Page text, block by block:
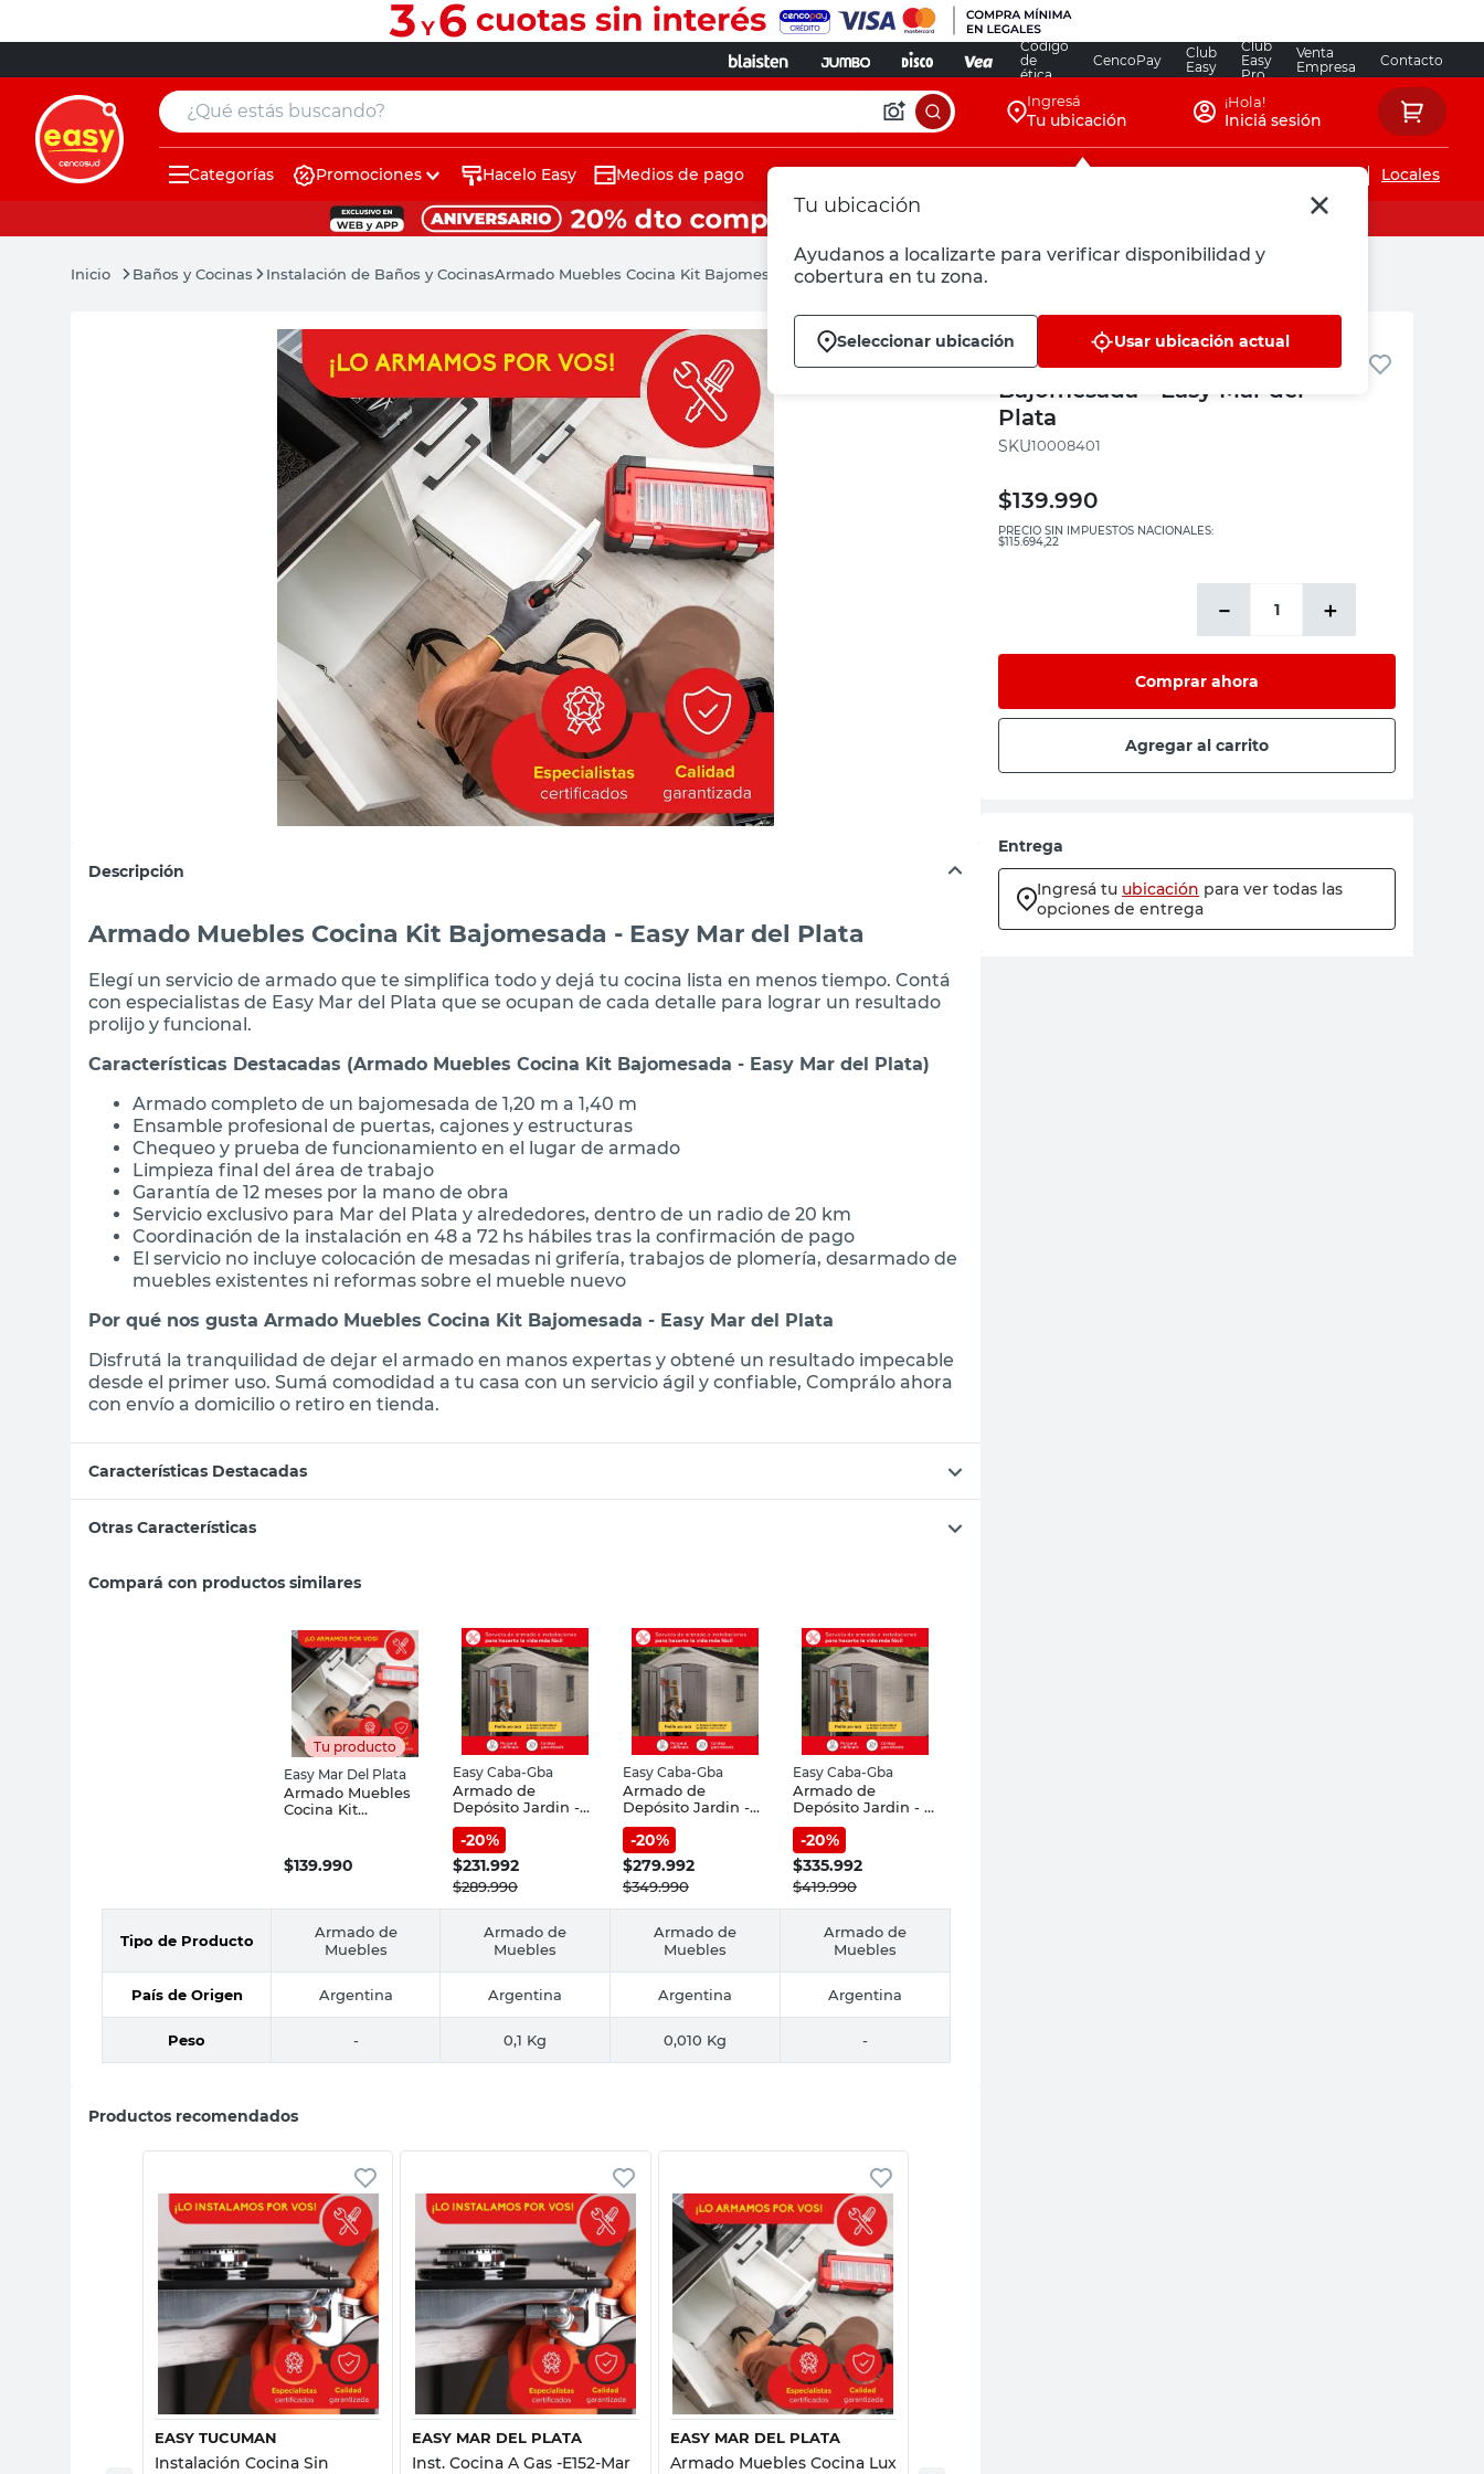
Código
de
ética
CencoPay
Club
Easy
Club
Easy
Pro
Venta
Empresa
Contacto
¿Qué estás buscando? Ingresá
Tu ubicación
Tu ubicación
Ayudanos a localizarte para verificar disponibilidad y
cobertura en tu zona.
Seleccionar ubicación Usar ubicación actual
¡Hola!
Iniciá sesión
Categorías Promociones Hacelo Easy Medios de pago Servicios de instalaciones Locales
Baños y Cocinas Instalación de Baños y CocinasArmado Muebles Cocina Kit Bajomesada - Easy Mar del Plata
Descripción
Armado Muebles Cocina Kit Bajomesada - Easy Mar del Plata
Elegí un servicio de armado que te simplifica todo y dejá tu cocina lista en menos tiempo. Contá
con especialistas de Easy Mar del Plata que se ocupan de cada detalle para lograr un resultado
prolijo y funcional.
Características Destacadas (Armado Muebles Cocina Kit Bajomesada - Easy Mar del Plata)
Armado completo de un bajomesada de 1,20 m a 1,40 m
Ensamble profesional de puertas, cajones y estructuras
Chequeo y prueba de funcionamiento en el lugar de armado
Limpieza final del área de trabajo
Garantía de 12 meses por la mano de obra
Servicio exclusivo para Mar del Plata y alrededores, dentro de un radio de 20 km
Coordinación de la instalación en 48 a 72 hs hábiles tras la confirmación de pago
El servicio no incluye colocación de mesadas ni grifería, trabajos de plomería, desarmado de
muebles existentes ni reformas sobre el mueble nuevo
Por qué nos gusta Armado Muebles Cocina Kit Bajomesada - Easy Mar del Plata
Disfrutá la tranquilidad de dejar el armado en manos expertas y obtené un resultado impecable
desde el primer uso. Sumá comodidad a tu casa con un servicio ágil y confiable, Comprálo ahora
con envío a domicilio o retiro en tienda.
Características Destacadas
Otras Características
Compará con productos similares
Tu producto
Easy Mar Del Plata
Armado Muebles
Cocina Kit
$139.990
Easy Caba-Gba
Armado de
Depósito Jardin -
3,01 a 5,00 Mt.3 -
Easy Caba-Gba
-20%
$231.992
$289.990
Easy Caba-Gba
Armado de
Depósito Jardin -
5,01 a 10,00 Mt.3 -
Easy Caba-Gba
-20%
$279.992
$349.990
Easy Caba-Gba
Armado de
Depósito Jardin - A
Partir De 10,01 Mt.3
- Easy Caba-Gba
-20%
$335.992
$419.990
Tipo de Producto
Armado de
Muebles
Armado de
Muebles
Armado de
Muebles
Armado de
Muebles
País de Origen Argentina Argentina Argentina Argentina
Peso - 0,1 Kg 0,010 Kg -
Productos recomendados
Vista rápida
EASY TUCUMAN
Instalación Cocina Sin
Vista rápida
EASY MAR DEL PLATA
Inst. Cocina A Gas -E152-Mar
Vista rápida
EASY MAR DEL PLATA
Armado Muebles Cocina Lux
Easy Mar Del Plata
Armado Muebles Cocina Kit
Bajomesada - Easy Mar del
Plata
:10008401
$139.990
PRECIO SIN IMPUESTOS NACIONALES:
$115.694,22
＋
－
Comprar ahora
Agregar al carrito
Entrega
Ingresá tu ubicación para ver todas las
opciones de entrega
muebles
ceramica